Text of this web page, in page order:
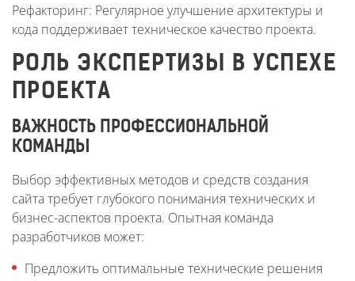
Рефакторинг: Регулярное улучшение архитектуры и
кода поддерживает техническое качество проекта.
РОЛЬ ЭКСПЕРТИЗЫ В УСПЕХЕ
ПРОЕКТА
ВАЖНОСТЬ ПРОФЕССИОНАЛЬНОЙ
КОМАНДЫ
Выбор эффективных методов и средств создания
сайта требует глубокого понимания технических и
бизнес-аспектов проекта. Опытная команда
разработчиков может:
Предложить оптимальные технические решения